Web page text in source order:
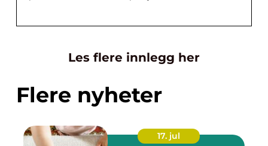
Les flere innlegg her
Flere nyheter
17. jul